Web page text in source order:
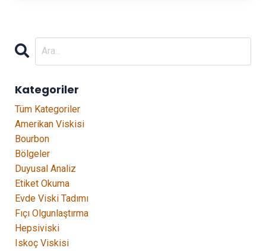
Kategoriler
Tüm Kategoriler
Amerikan Viskisi
Bourbon
Bölgeler
Duyusal Analiz
Etiket Okuma
Evde Viski Tadımı
Fıçı Olgunlaştırma
Hepsiviski
Iskoç Viskisi